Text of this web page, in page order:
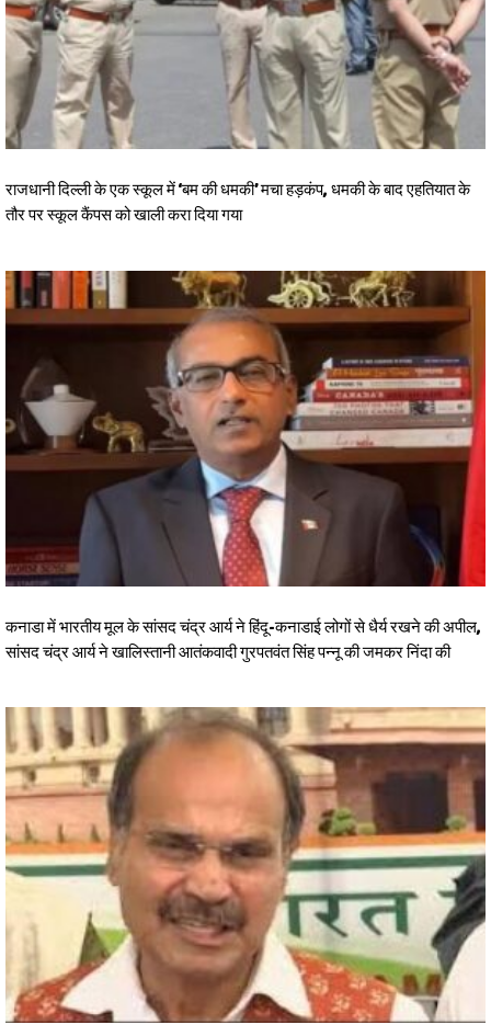
राजधानी दिल्ली के एक स्कूल में ‘बम की धमकी’ मचा हड़कंप, धमकी के बाद एहतियात के
तौर पर स्कूल कैंपस को खाली करा दिया गया
कनाडा में भारतीय मूल के सांसद चंद्र आर्य ने हिंदू-कनाडाई लोगों से धैर्य रखने की अपील,
सांसद चंद्र आर्य ने खालिस्तानी आतंकवादी गुरपतवंत सिंह पन्नू की जमकर निंदा की